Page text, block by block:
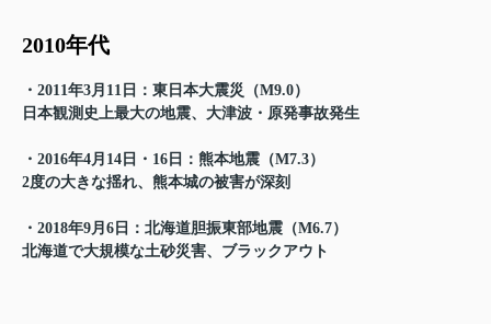
2010年代
・2011年3月11日：東日本大震災（M9.0）
日本観測史上最大の地震、大津波・原発事故発生
・2016年4月14日・16日：熊本地震（M7.3）
2度の大きな揺れ、熊本城の被害が深刻
・2018年9月6日：北海道胆振東部地震（M6.7）
北海道で大規模な土砂災害、ブラックアウト